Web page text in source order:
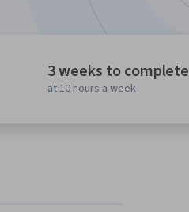
3 weeks to complete
at 10 hours a week